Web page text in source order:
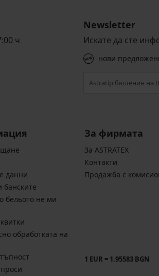
ч
Newsletter
Искате да сте
нови
данни
банските
бельото не ми
обработката на
За фирмата
За ASTRATEX
Контакти
Продажба с
1 EUR = 1.95583 BGN